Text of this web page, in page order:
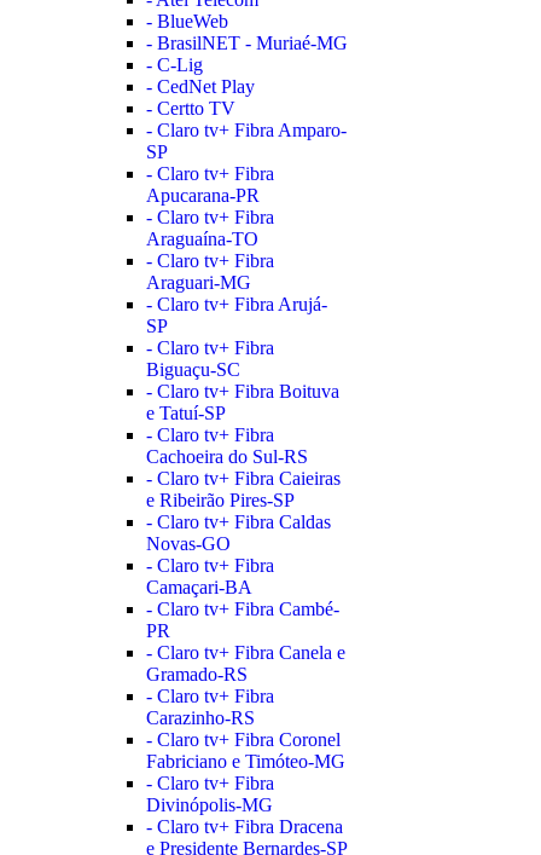
- BlueWeb
- BrasilNET - Muriaé-MG
- C-Lig
- CedNet Play
- Certto TV
- Claro tv+ Fibra Amparo-
SP
- Claro tv+ Fibra
Apucarana-PR
- Claro tv+ Fibra
Araguaína-TO
- Claro tv+ Fibra
Araguari-MG
- Claro tv+ Fibra Arujá-
SP
- Claro tv+ Fibra
Biguaçu-SC
- Claro tv+ Fibra Boituva
e Tatuí-SP
- Claro tv+ Fibra
Cachoeira do Sul-RS
- Claro tv+ Fibra Caieiras
e Ribeirão Pires-SP
- Claro tv+ Fibra Caldas
Novas-GO
- Claro tv+ Fibra
Camaçari-BA
- Claro tv+ Fibra Cambé-
PR
- Claro tv+ Fibra Canela e
Gramado-RS
- Claro tv+ Fibra
Carazinho-RS
- Claro tv+ Fibra Coronel
Fabriciano e Timóteo-MG
- Claro tv+ Fibra
Divinópolis-MG
- Claro tv+ Fibra Dracena
e Presidente Bernardes-SP